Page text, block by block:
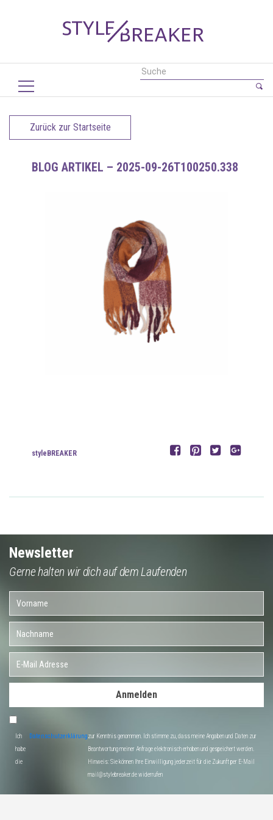
Zurück zur Startseite
BLOG ARTIKEL – 2025-09-26T100250.338
styleBREAKER
Newsletter
Gerne halten wir dich auf dem Laufenden
Anmelden
Ich
habe
die
Datenschutzerklärungzur Kenntnis genommen. Ich stimme zu, dass meine Angaben und Daten zur
Beantwortung meiner Anfrage elektronisch erhoben und gespeichert werden.
Hinweis: Sie können Ihre Einwilligung jederzeit für die Zukunft per E-Mail
mail@stylebreaker.de widerrufen